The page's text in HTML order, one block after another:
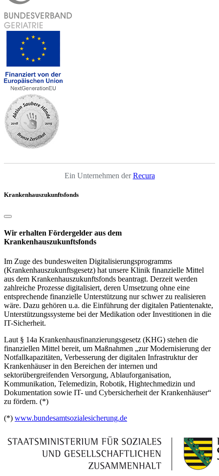
Ein Unternehmen derRecura
Krankenhauszukunftsfonds
Wir erhalten Fördergelder aus dem
Krankenhauszukunftsfonds
Im Zuge des bundesweiten Digitalisierungsprogramms
(Krankenhauszukunftsgesetz) hat unsere Klinik finanzielle Mittel
aus dem Krankenhauszukunftsfonds beantragt. Derzeit werden
zahlreiche Prozesse digitalisiert, deren Umsetzung ohne eine
entsprechende finanzielle Unterstützung nur schwer zu realisieren
wäre. Dazu gehören u.a. die Einführung der digitalen Patientenakte,
Unterstützungssysteme bei der Medikation oder Investitionen in die
IT-Sicherheit.
Laut § 14a Krankenhausfinanzierungsgesetz (KHG) stehen die
finanziellen Mittel bereit, um Maßnahmen „zur Modernisierung der
Notfallkapazitäten, Verbesserung der digitalen Infrastruktur der
Krankenhäuser in den Bereichen der internen und
sektorübergreifenden Versorgung, Ablauforganisation,
Kommunikation, Telemedizin, Robotik, Hightechmedizin und
Dokumentation sowie IT- und Cybersicherheit der Krankenhäuser“
zu fördern. (*)
(*) www.bundesamtsozialesicherung.de